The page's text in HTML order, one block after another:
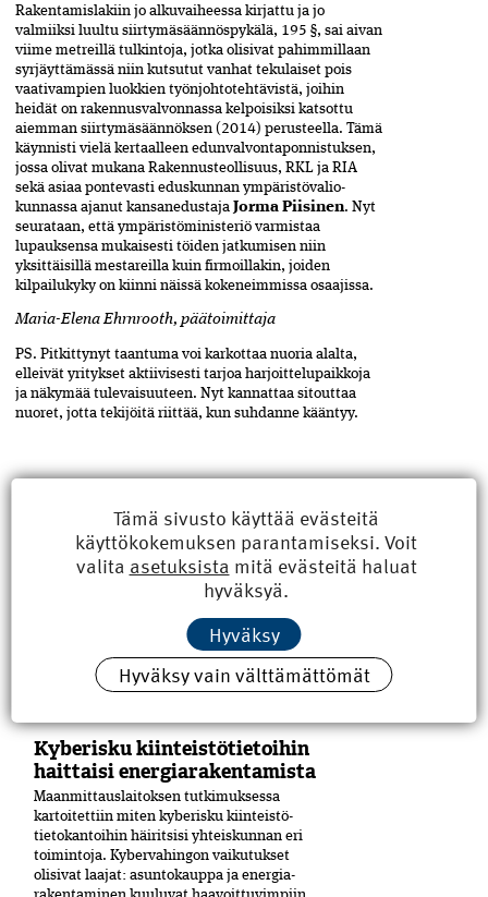
Rakentamislakiin jo alkuvaiheessa kirjattu ja jo
valmiiksi luultu siirtymäsäännöspykälä, 195 §, sai aivan
viime metreillä tulkintoja, jotka olisivat pahimmillaan
syrjäyttämässä niin kutsutut vanhat tekulaiset pois
vaativampien luokkien työnjohtotehtävistä, joihin
heidät on rakennusvalvonnassa kelpoisiksi katsottu
aiemman siirtymäsäännöksen (2014) perusteella. Tämä
käynnisti vielä kertaalleen edunvalvontaponnistuksen,
jossa olivat mukana Rakennusteollisuus, RKL ja RIA
sekä asiaa pontevasti eduskunnan ympäristövalio­
kunnassa ajanut kansanedustaja Jorma Piisinen. Nyt
seurataan, että ympäristö­ministeriö varmistaa
lupauksensa mukaisesti töiden jatkumisen niin
yksittäisillä mestareilla kuin firmoillakin, joiden
kilpailukyky on kiinni näissä kokeneimmissa osaajissa.
Maria-Elena Ehrnrooth, päätoimittaja
PS. Pitkittynyt taantuma voi karkottaa nuoria alalta,
elleivät yritykset aktiivisesti tarjoa harjoittelupaikkoja
ja näkymää tulevaisuuteen. Nyt kannattaa sitouttaa
nuoret, jotta tekijöitä riittää, kun suhdanne kääntyy.
pääkirjoitus,
pätevyysrekisteri ,
artikkeli
LUE MYÖS
Kyberisku kiinteistötietoihin
haittaisi energiarakentamista
Maanmittauslaitoksen tutkimuksessa
kartoitettiin miten kyberisku kiinteistö­
tietokantoihin häiritsisi yhteiskunnan eri
toimintoja. Kyber­vahingon vaikutukset
olisivat laajat: asuntokauppa ja energia­
Tämä sivusto käyttää evästeitä
käyttökokemuksen parantamiseksi. Voit
valita asetuksista mitä evästeitä haluat
hyväksyä.
Hyväksy
Hyväksy vain välttämättömät